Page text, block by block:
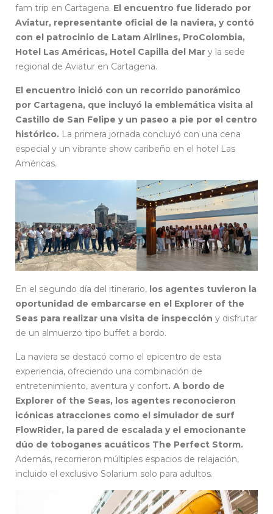
fam trip en Cartagena. El encuentro fue liderado por
Aviatur, representante oficial de la naviera, y contó
con el patrocinio de Latam Airlines, ProColombia,
Hotel Las Américas, Hotel Capilla del Mar y la sede
regional de Aviatur en Cartagena.
El encuentro inició con un recorrido panorámico
por Cartagena, que incluyó la emblemática visita al
Castillo de San Felipe y un paseo a pie por el centro
histórico. La primera jornada concluyó con una cena
especial y un vibrante show caribeño en el hotel Las
Américas.
En el segundo día del itinerario, los agentes tuvieron la
oportunidad de embarcarse en el Explorer of the
Seas para realizar una visita de inspección y disfrutar
de un almuerzo tipo buffet a bordo.
La naviera se destacó como el epicentro de esta
experiencia, ofreciendo una combinación de
entretenimiento, aventura y confort. A bordo de
Explorer of the Seas, los agentes reconocieron
icónicas atracciones como el simulador de surf
FlowRider, la pared de escalada y el emocionante
dúo de toboganes acuáticos The Perfect Storm.
Además, recorrieron múltiples espacios de relajación,
incluido el exclusivo Solarium solo para adultos.